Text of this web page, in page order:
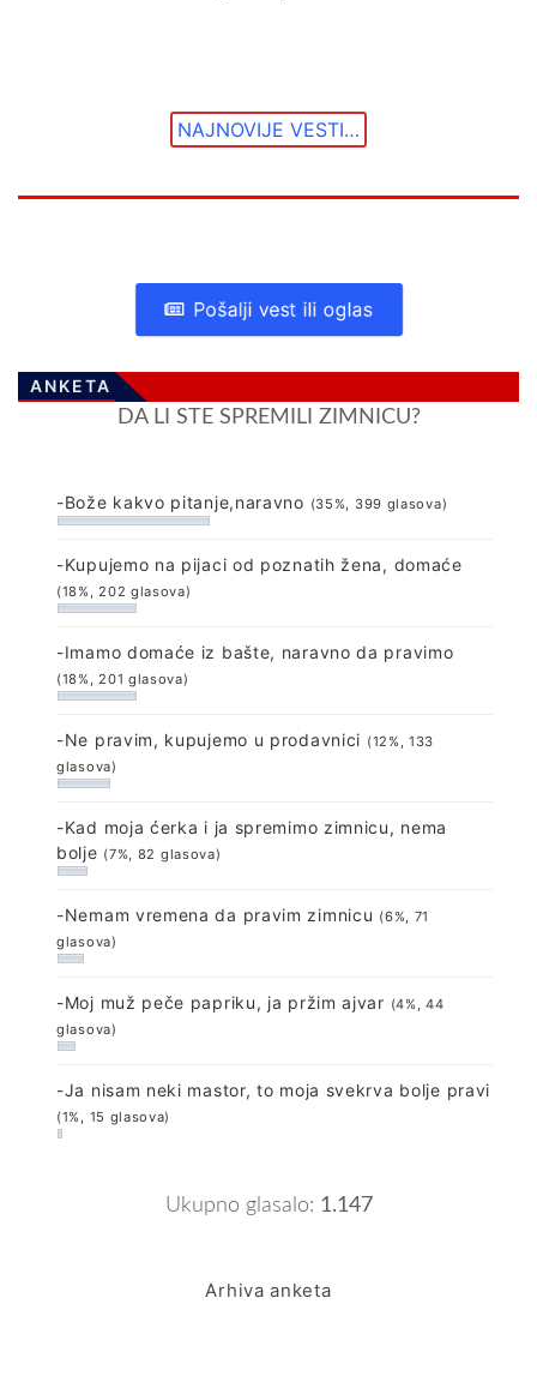
NAJNOVIJE VESTI…
Pošalji vest ili oglas
ANKETA
DA LI STE SPREMILI ZIMNICU?
-Bože kakvo pitanje,naravno (35%, 399 glasova)
-Kupujemo na pijaci od poznatih žena, domaće
(18%, 202 glasova)
-Imamo domaće iz bašte, naravno da pravimo
(18%, 201 glasova)
-Ne pravim, kupujemo u prodavnici (12%, 133
glasova)
-Kad moja ćerka i ja spremimo zimnicu, nema
bolje (7%, 82 glasova)
-Nemam vremena da pravim zimnicu (6%, 71
glasova)
-Moj muž peče papriku, ja pržim ajvar (4%, 44
glasova)
-Ja nisam neki mastor, to moja svekrva bolje pravi
(1%, 15 glasova)
Ukupno glasalo: 1.147
Arhiva anketa